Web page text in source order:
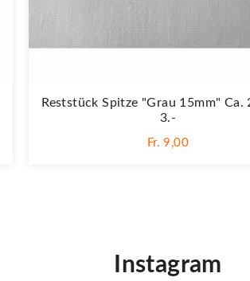
Reststück Spitze "Grau 15mm" Ca.
3.-
Fr. 9,00
Instagram